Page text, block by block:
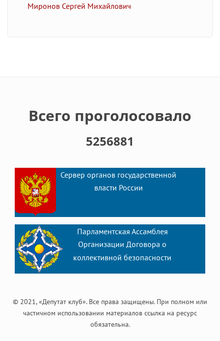
Миронов Сергей Михайлович
Всего проголосовало
5256881
Сервер органов государственной
власти России
Парламентская Ассамблея
Организации Договора о
коллективной безопасности
© 2021, «Депутат клуб». Все права защищены. При полном или
частичном использовании материалов ссылка на ресурс
обязательна.